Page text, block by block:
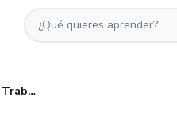
Guías y Hojas de Trabajo EMDR – Fases 1 a 8 (Aplicación Clínica)